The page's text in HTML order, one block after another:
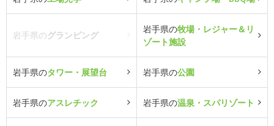
岩手県のグランピング
岩手県の牧場・レジャー＆リ
ゾート施設
岩手県のタワー・展望台 岩手県の公園
岩手県のアスレチック 岩手県の温泉・スパリゾート